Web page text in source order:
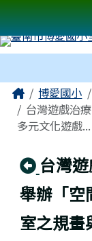
跳至主內容區
臺南市博
導覽列
主內容區域
Home博愛國小
台灣遊戲治
多元文化遊戲...
回上頁
台灣
舉辦「空
室之規畫
頁尾區域